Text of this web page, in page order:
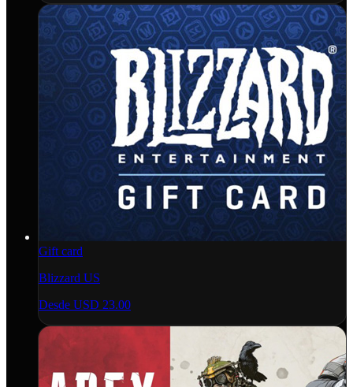
Gift card
Blizzard US
Desde USD 23.00